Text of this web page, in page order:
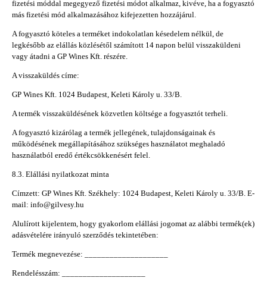
fizetési móddal megegyező fizetési módot alkalmaz, kivéve, ha a fogyasztó
más fizetési mód alkalmazásához kifejezetten hozzájárul.
A fogyasztó köteles a terméket indokolatlan késedelem nélkül, de
legkésőbb az elállás közlésétől számított 14 napon belül visszaküldeni
vagy átadni a GP Wines Kft. részére.
A visszaküldés címe:
GP Wines Kft. 1024 Budapest, Keleti Károly u. 33/B.
A termék visszaküldésének közvetlen költsége a fogyasztót terheli.
A fogyasztó kizárólag a termék jellegének, tulajdonságainak és
működésének megállapításához szükséges használatot meghaladó
használatból eredő értékcsökkenésért felel.
8.3. Elállási nyilatkozat minta
Címzett: GP Wines Kft. Székhely: 1024 Budapest, Keleti Károly u. 33/B. E-
mail: info@gilvesy.hu
Alulírott kijelentem, hogy gyakorlom elállási jogomat az alábbi termék(ek)
adásvételére irányuló szerződés tekintetében:
Termék megnevezése: ____________________
Rendelésszám: ____________________